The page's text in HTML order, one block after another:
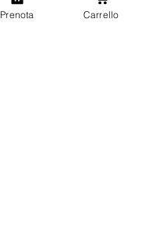
Prenota Carrello